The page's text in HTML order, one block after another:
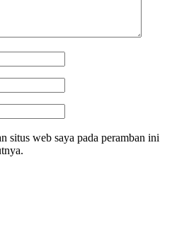
situs web saya pada peramban ini